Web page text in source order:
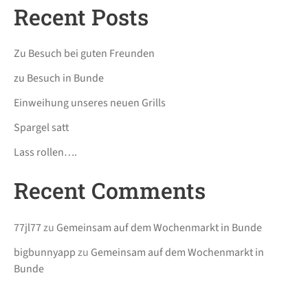
Recent Posts
Zu Besuch bei guten Freunden
zu Besuch in Bunde
Einweihung unseres neuen Grills
Spargel satt
Lass rollen….
Recent Comments
77jl77zu Gemeinsam auf dem Wochenmarkt in Bunde
bigbunnyappzu Gemeinsam auf dem Wochenmarkt in
Bunde